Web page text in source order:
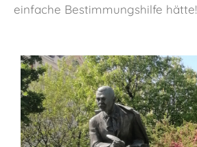
einfache Bestimmungshilfe hätte!